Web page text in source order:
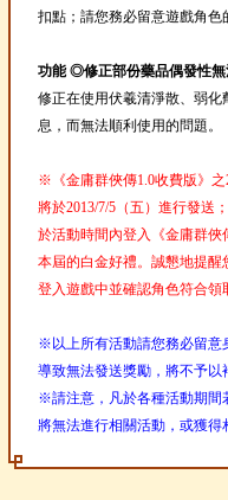
扣點；請您務必留意遊戲角色
功能 ◎修正部份藥品偶發性
修正在使用伏羲清淨散、弱
息，而無法順利使用的問題。
※《金庸群俠傳1.0收費版》
將於2013/7/5（五）進行發送
於活動時間內登入《金庸群俠
本屆的白金好禮。誠懇地提醒
登入遊戲中並確認角色符合
※以上所有活動請您務必留意
導致無法發送獎勵，將不予以
※請注意，凡於各種活動期間
將無法進行相關活動，或獲